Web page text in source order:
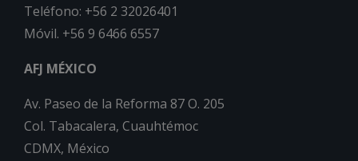
Teléfono: +56 2 32026401
Móvil. +56 9 6466 6557
AFJ MÉXICO
Av. Paseo de la Reforma 87 O. 205
Col. Tabacalera, Cuauhtémoc
CDMX, México